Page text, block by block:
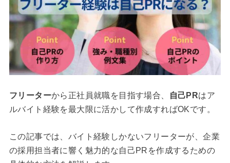
フリーターから正社員就職を目指す場合、 自己PRはア
ルバイト経験を最大限に活かして作成すればOKです。
この記事では、バイト経験しかないフリーターが、企業
の採用担当者に響く魅力的な自己PRを作成するための